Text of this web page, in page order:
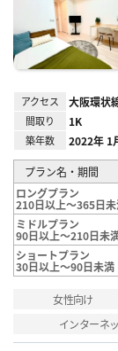
アクセス 大阪環状
間取り 1K
築年数 2022年 1
プラン名・期間
ロングプラン
210日以上～365日
ミドルプラン
90日以上～210日未
ショートプラン
30日以上～90日未満
女性向け
インターネ